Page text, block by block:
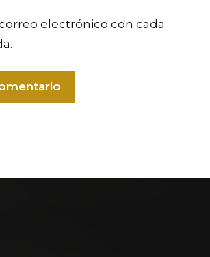
electrónico con cada